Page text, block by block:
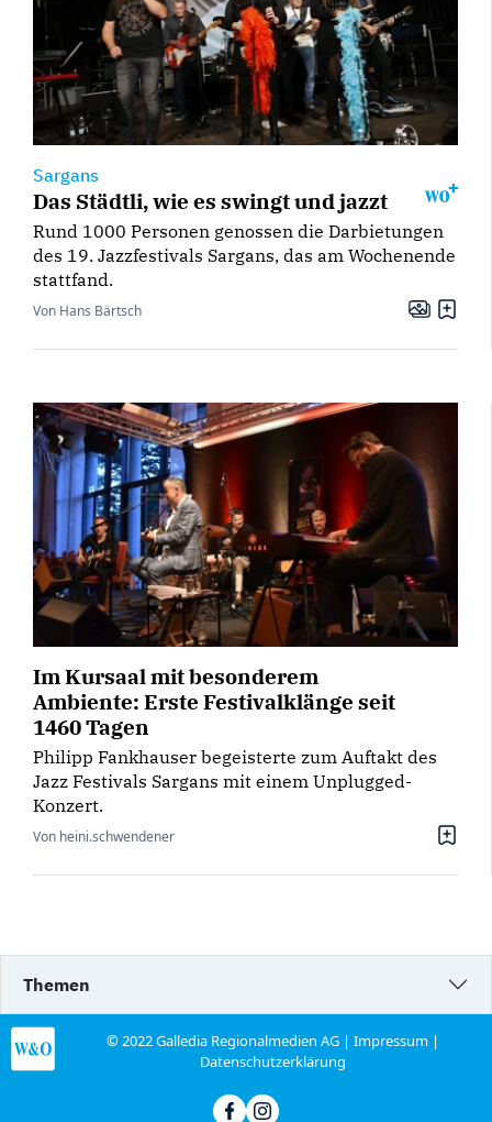
Sargans
Das Städtli, wie es swingt und jazzt
Rund 1000 Personen genossen die Darbietungen
des 19. Jazzfestivals Sargans, das am Wochenende
stattfand.
Von Hans Bärtsch
Im Kursaal mit besonderem
Ambiente: Erste Festivalklänge seit
1460 Tagen
Philipp Fankhauser begeisterte zum Auftakt des
Jazz Festivals Sargans mit einem Unplugged-
Konzert.
Von heini.schwendener
Themen
© 2022 Galledia Regionalmedien AG |Impressum |
Datenschutzerklärung